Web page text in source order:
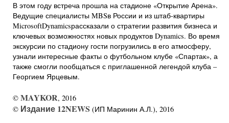
В этом году встреча прошла на стадионе «Открытие Арена».
Ведущие специалисты MBSв России и из штаб-квартиры
MicrosoftDynamicsрассказали о стратегии развития бизнеса и
ключевых возможностях новых продуктов Dynamics. Во время
экскурсии по стадиону гости погрузились в его атмосферу,
узнали интересные факты о футбольном клубе «Спартак», а
также смогли пообщаться с приглашенной легендой клуба –
Георгием Ярцевым.
© MAYKOR, 2016
© Издание 12NEWS (ИП Маринин А.Л.), 2016